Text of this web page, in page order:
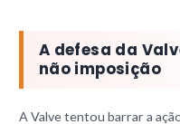
A defesa da
não imposição
A Valve tentou barrar a